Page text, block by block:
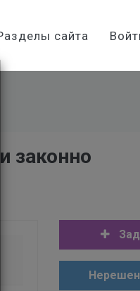
сайта
законно